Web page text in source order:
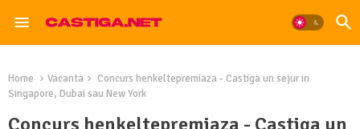
Home Vacanta
Concurs henkeltepremiaza - Castiga un sejur in
Singapore, Dubai sau New York